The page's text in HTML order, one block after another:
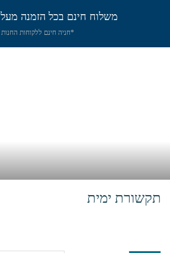
משלוח חינם בכל הזמנה מעל 350 ש"ח!
*חניה חינם ללקוחות החנות
תקשורת ימית